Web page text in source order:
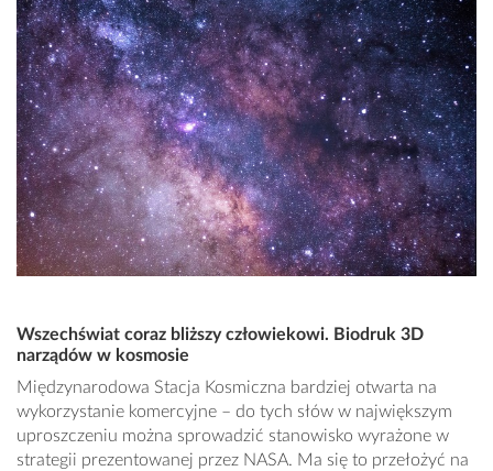
Wszechświat coraz bliższy człowiekowi. Biodruk 3D
narządów w kosmosie
Międzynarodowa Stacja Kosmiczna bardziej otwarta na
wykorzystanie komercyjne – do tych słów w największym
uproszczeniu można sprowadzić stanowisko wyrażone w
strategii prezentowanej przez NASA. Ma się to przełożyć na